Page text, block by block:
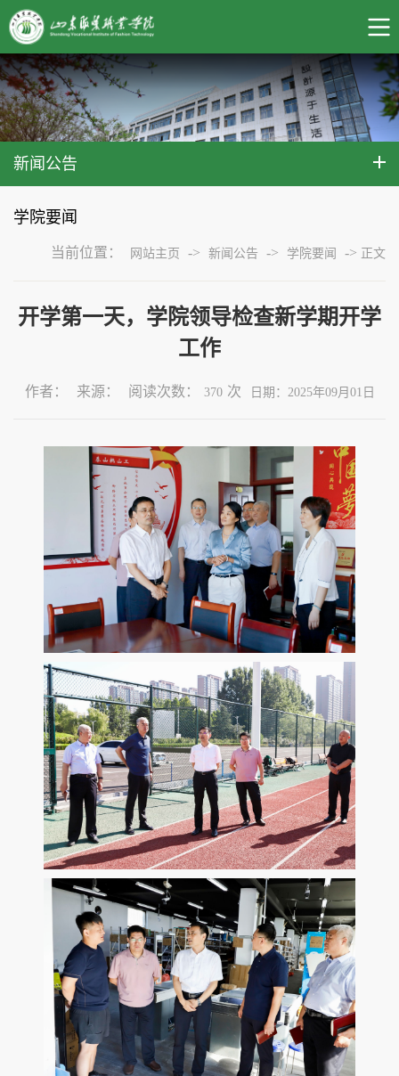
新闻公告
学院要闻
当前位置： 网站主页 -> 新闻公告 -> 学院要闻 -> 正文
开学第一天，学院领导检查新学期开学
工作
作者： 来源： 阅读次数： 370 次 日期：2025年09月01日